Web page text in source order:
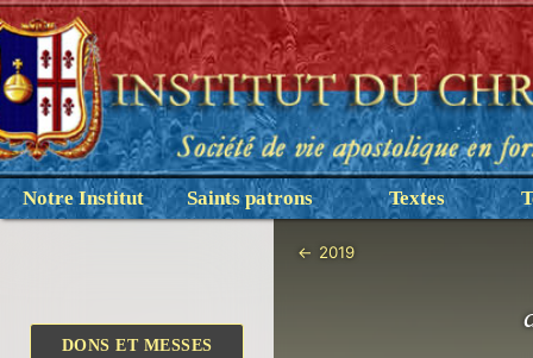
Notre Institut Saints patrons Textes
DONS ET MESSES
← 2019